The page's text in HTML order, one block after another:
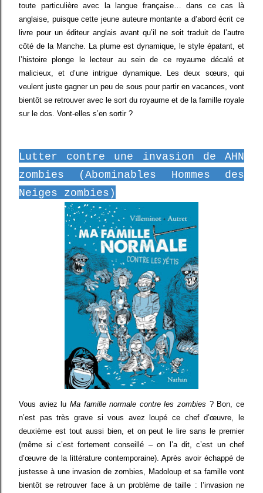
toute particulière avec la langue française… dans ce cas là
anglaise, puisque cette jeune auteure montante a d’abord écrit ce
livre pour un éditeur anglais avant qu’il ne soit traduit de l’autre
côté de la Manche. La plume est dynamique, le style épatant, et
l’histoire plonge le lecteur au sein de ce royaume décalé et
malicieux, et d’une intrigue dynamique. Les deux sœurs, qui
veulent juste gagner un peu de sous pour partir en vacances, vont
bientôt se retrouver avec le sort du royaume et de la famille royale
sur le dos. Vont-elles s’en sortir ?
Lutter contre une invasion de AHN
zombies (Abominables Hommes des
Neiges zombies)
Vous aviez lu Ma famille normale contre les zombies ? Bon, ce
n’est pas très grave si vous avez loupé ce chef d’œuvre, le
deuxième est tout aussi bien, et on peut le lire sans le premier
(même si c’est fortement conseillé – on l’a dit, c’est un chef
d’œuvre de la littérature contemporaine). Après avoir échappé de
justesse à une invasion de zombies, Madoloup et sa famille vont
bientôt se retrouver face à un problème de taille : l’invasion ne